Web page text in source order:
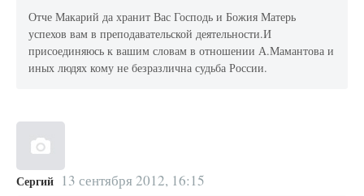
Отче Макарий да хранит Вас Господь и Божия Матерь
успехов вам в преподавательской деятельности.И
присоединяюсь к вашим словам в отношении А.Мамантова и
иных людях кому не безразлична судьба России.
Сергий 13 сентября 2012, 16:15